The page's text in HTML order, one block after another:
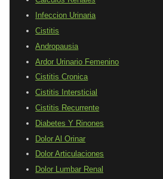
Infeccion Urinaria
Cistitis
Andropausia
Ardor Urinario Femenino
Cistitis Cronica
Cistitis Intersticial
Cistitis Recurrente
Diabetes Y Rinones
Dolor Al Orinar
Dolor Articulaciones
Dolor Lumbar Renal